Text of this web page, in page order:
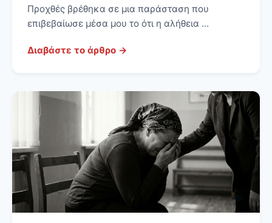
Προχθές βρέθηκα σε μια παράσταση που
επιβεβαίωσε μέσα μου το ότι η αλήθεια ...
Διαβάστε το άρθρο →